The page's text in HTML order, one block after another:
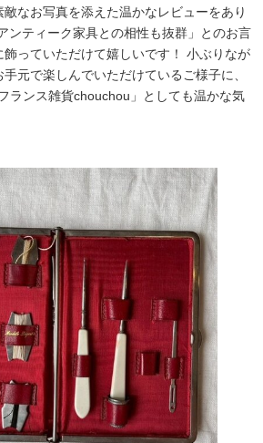
なお写真を添えた温かなレビューをあり
ンティーク家具との相性も抜群」とのお言
っていただけて嬉しいです！ 小ぶりなが
元で楽しんでいただけているご様子に、
ランス雑貨chouchou」としても温かな気